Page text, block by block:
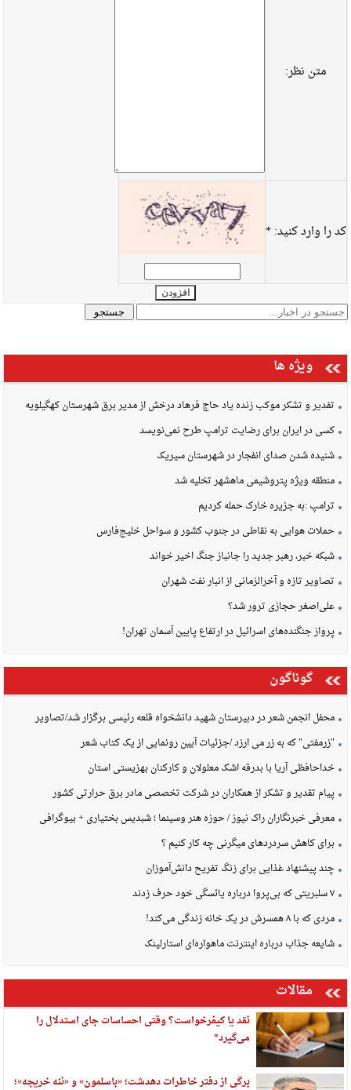
متن نظر:
کد را وارد کنید:*
افزودن
ویژه ها
تفدیر و تشکر موکب زنده یاد حاج فرهاد درخش از مدیر برق شهرستان کهگیلویه
کسی در ایران برای رضایت ترامپ طرح نمی‌نویسد
شنیده شدن صدای انفجار در شهرستان سیریک
منطقه ویژه پتروشیمی ماهشهر تخلیه شد
ترامپ :به جزیره خارک حمله کردیم
حملات هوایی به نقاطی در جنوب کشور و سواحل خلیج‌فارس
شبکه خبر، رهبر جدید را جانباز جنگ اخیر خواند
تصاویر تازه و آخرالزمانی از انبار نفت شهران
علی‌اصغر حجازی ترور شد؟
پرواز جنگنده‌های اسرائیل در ارتفاع پایین آسمان تهران!
گوناگون
محفل انجمن شعر در دبیرستان شهید دانشخواه قلعه رئیسی برگزار شد/تصاویر
"زرمفتی" که به زر می ارزد /جزئیات آیین رونمایی از یک کتاب شعر
خداحافظی آریا با بدرقه اشک معلولان و کارکنان بهزیستی استان
پیام تقدیر و تشکر از همکاران در شرکت تخصصی مادر برق حرارتی کشور
معرفی خبرنگاران راک نیوز / حوزه هنر وسینما ؛ شبدیس بختیاری + بیوگرافی
برای کاهش سردردهای میگرنی چه کار کنیم ؟
چند پیشنهاد غذایی برای زنگ تفریح دانش‌آموزان
۷ سلبریتی که بی‌پروا درباره یائسگی خود حرف زدند
مردی که با ۸ همسرش در یک خانه زندگی می‌کند!
شایعه جذاب درباره اینترنت ماهواره‌ای استارلینک
مقالات
نقد یا کیفرخواست؟ وقتی احساسات جای استدلال را
می‌گیرد*
برگی از دفتر خاطرات دهدشت؛ «باسلمون» و «ننه خریجه»؛